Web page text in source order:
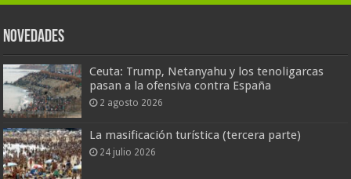
Novedades
Ceuta: Trump, Netanyahu y los tenoligarcas
pasan a la ofensiva contra España
2 agosto 2026
La masificación turística (tercera parte)
24 julio 2026